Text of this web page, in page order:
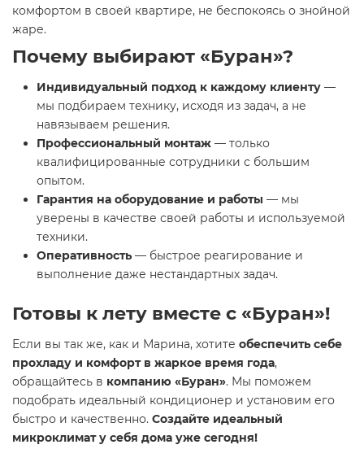
комфортом в своей квартире, не беспокоясь о знойной
жаре.
Почему выбирают «Буран»?
Индивидуальный подход к каждому клиенту —
мы подбираем технику, исходя из задач, а не
навязываем решения.
Профессиональный монтаж — только
квалифицированные сотрудники с большим
опытом.
Гарантия на оборудование и работы — мы
уверены в качестве своей работы и используемой
техники.
Оперативность — быстрое реагирование и
выполнение даже нестандартных задач.
Готовы к лету вместе с «Буран»!
Если вы так же, как и Марина, хотите обеспечить себе
прохладу и комфорт в жаркое время года,
обращайтесь в компанию «Буран». Мы поможем
подобрать идеальный кондиционер и установим его
быстро и качественно. Создайте идеальный
микроклимат у себя дома уже сегодня!